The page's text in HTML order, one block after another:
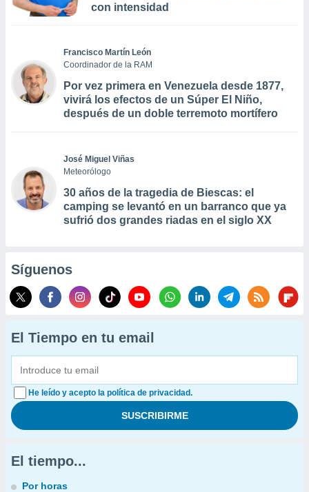
con intensidad
Francisco Martín León
Coordinador de la RAM
Por vez primera en Venezuela desde 1877,
vivirá los efectos de un Súper El Niño,
después de un doble terremoto mortífero
José Miguel Viñas
Meteorólogo
30 años de la tragedia de Biescas: el
camping se levantó en un barranco que ya
sufrió dos grandes riadas en el siglo XX
Síguenos
El Tiempo en tu email
He leído y acepto la política de privacidad.
El tiempo...
Por horas